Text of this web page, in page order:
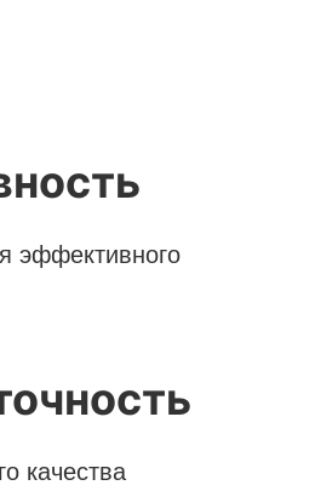
эффективного
качества